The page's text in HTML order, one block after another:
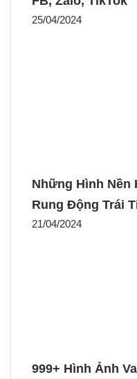
25/04/2024
Những Hình Nền
Rung Động Trái
21/04/2024
999+ Hình Ảnh